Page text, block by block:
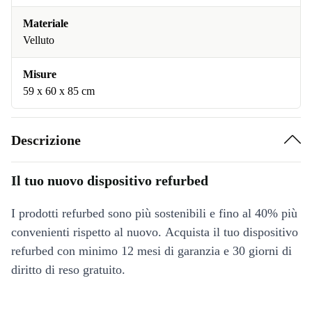
Materiale
Velluto
Misure
59 x 60 x 85 cm
Descrizione
Il tuo nuovo dispositivo refurbed
I prodotti refurbed sono più sostenibili e fino al 40% più
convenienti rispetto al nuovo. Acquista il tuo dispositivo
refurbed con minimo 12 mesi di garanzia e 30 giorni di
diritto di reso gratuito.